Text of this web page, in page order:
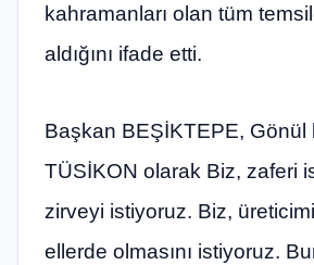
kahramanları olan tüm
aldığını ifade etti.
Başkan BEŞİKTEPE, Gönül
TÜSİKON olarak Biz, zaferi
zirveyi istiyoruz. Biz,
ellerde olmasını istiyoruz.